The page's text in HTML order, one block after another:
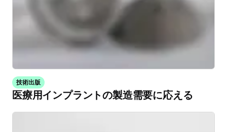
技術出版
医療用インプラントの製造需要に応える